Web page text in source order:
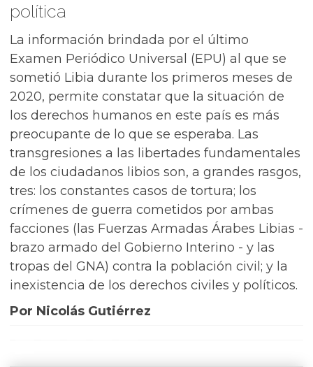
política
La información brindada por el último
Examen Periódico Universal (EPU) al que se
sometió Libia durante los primeros meses de
2020, permite constatar que la situación de
los derechos humanos en este país es más
preocupante de lo que se esperaba. Las
transgresiones a las libertades fundamentales
de los ciudadanos libios son, a grandes rasgos,
tres: los constantes casos de tortura; los
crímenes de guerra cometidos por ambas
facciones (las Fuerzas Armadas Árabes Libias -
brazo armado del Gobierno Interino - y las
tropas del GNA) contra la población civil; y la
inexistencia de los derechos civiles y políticos.
Por Nicolás Gutiérrez